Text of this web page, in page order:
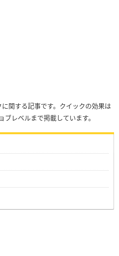
関する記事です。クイックの効果は
レベルまで掲載しています。